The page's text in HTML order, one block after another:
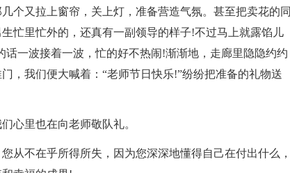
个又拉上窗帘，关上灯，准备营造气氛。甚至把卖花的同
忙里忙外的，还真有一副领导的样子!不过马上就露馅儿
话一波接着一波，忙的好不热闹!渐渐地，走廊里隐隐约约
，我们便大喊着：“老师节日快乐!”纷纷把准备的礼物送
心里也在向老师敬队礼。
从不在乎所得所失，因为您深深地懂得自己在付出什么，